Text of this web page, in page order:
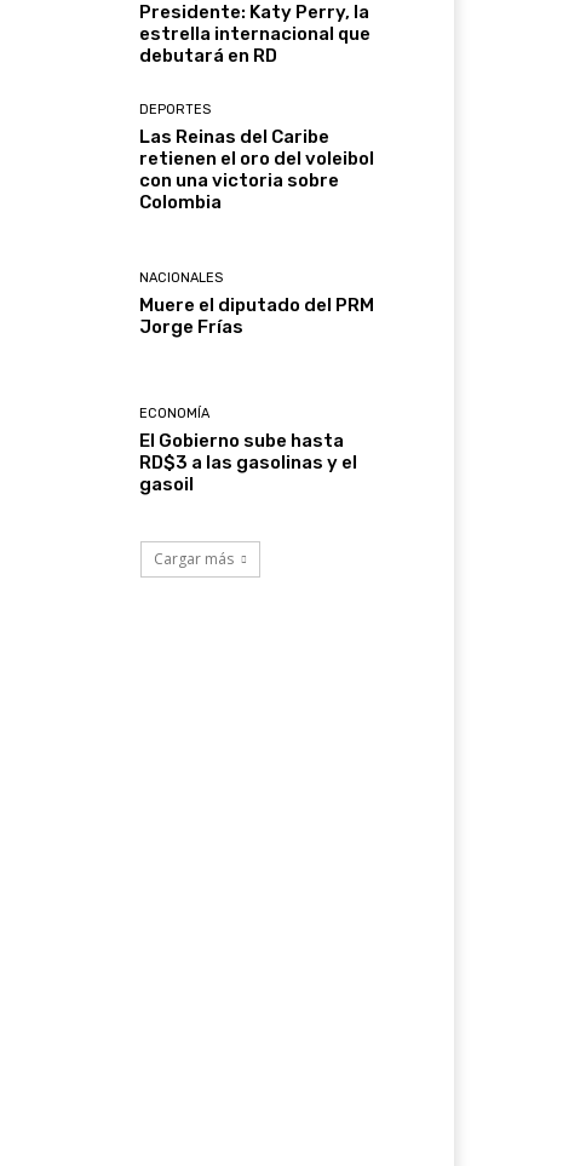
Presidente: Katy Perry, la
estrella internacional que
debutará en RD
DEPORTES
Las Reinas del Caribe
retienen el oro del voleibol
con una victoria sobre
Colombia
NACIONALES
Muere el diputado del PRM
Jorge Frías
ECONOMÍA
El Gobierno sube hasta
RD$3 a las gasolinas y el
gasoil
Cargar más